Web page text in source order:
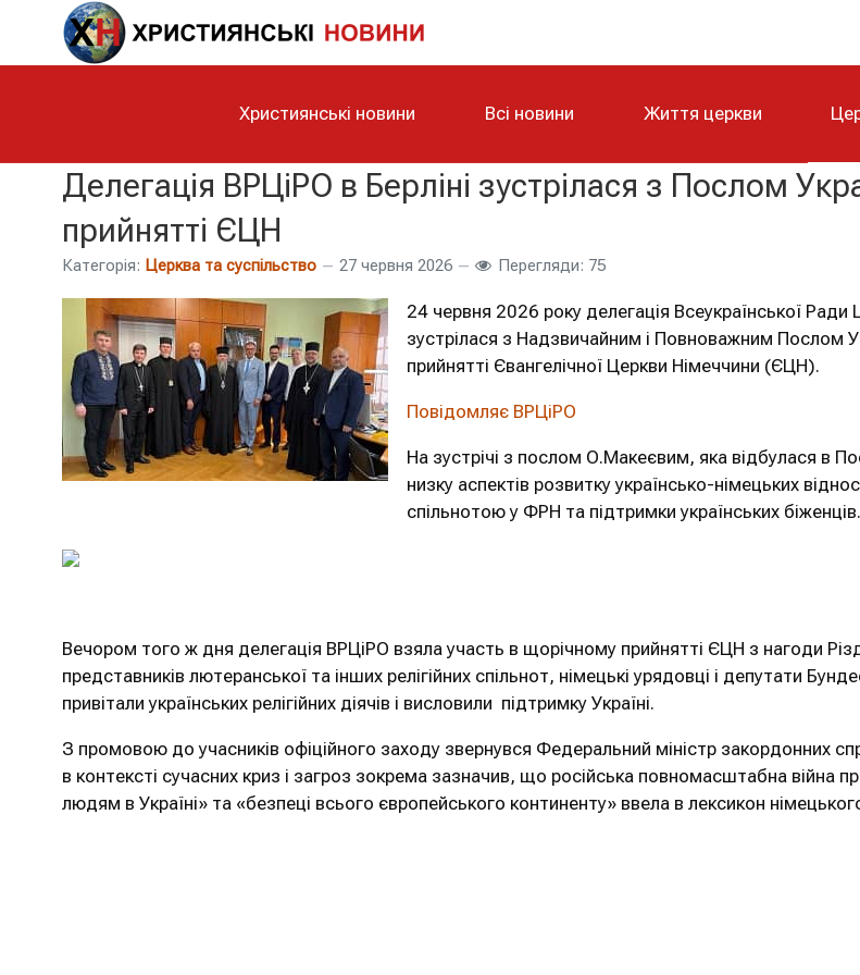
Християнські новини Всі новини Життя церкви
Делегація ВРЦіРО в Берліні зустрілася з Послом
прийнятті ЄЦН
Категорія: Церква та суспільство 27 червня 2026 Перегляди: 75
24 червня 2026 року делегація Всеукраїнської Ради
зустрілася з Надзвичайним і Повноважним Послом
прийнятті Євангелічної Церкви Німеччини (ЄЦН).
Повідомляє ВРЦіРО
На зустрічі з послом О.Макеєвим, яка відбулася в
низку аспектів розвитку українсько-німецьких
спільнотою у ФРН та підтримки українських біженців.
Вечором того ж дня делегація ВРЦіРО взяла участь в щорічному прийнятті ЄЦН з нагоди
представників лютеранської та інших релігійних спільнот, німецькі урядовці і депутати
привітали українських релігійних діячів і висловили підтримку Україні.
З промовою до учасників офіційного заходу звернувся Федеральний міністр закордонних
в контексті сучасних криз і загроз зокрема зазначив, що російська повномасштабна війна
людям в Україні» та «безпеці всього європейського континенту» ввела в лексикон